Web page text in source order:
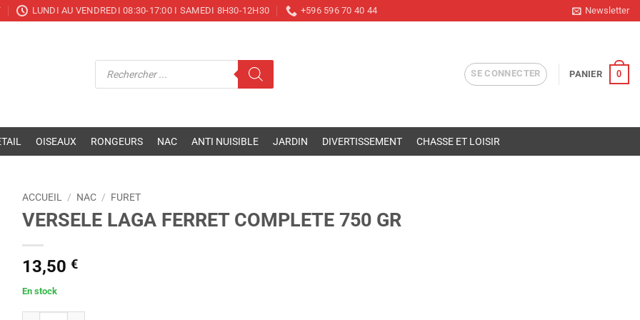
LUNDI AU VENDREDI 08:30-17:00 I SAMEDI 8H30-12H30 +596 596 70 40 44 Newsletter
Recherche
SE CONNECTER PANIER 0
OISEAUX RONGEURS NAC ANTI NUISIBLE JARDIN DIVERTISSEMENT CHASSE ET LOISIR
ACCUEIL / NAC / FURET
VERSELE LAGA FERRET COMPLETE 750 GR
13,50 €
En stock